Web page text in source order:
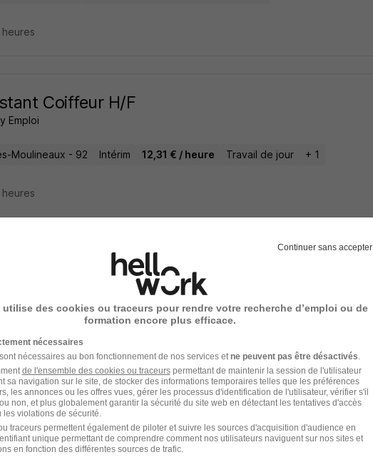
Coiffeur H/F
Emploi
Moulineaux - 92 Intérim 12,31 € / heure Travail de jour + 1
Polyvalent H/F
Billancourt - 92 Intérim Temps partiel 12,31 - 14 € / heure + 2
Educ Petit Enfan H/F
Medical
Continuer sans accepter
utilise des cookies ou traceurs pour rendre votre recherche d’emploi ou de
formation encore plus efficace.
nécessaires
nécessaires au bon fonctionnement de nos services et ne peuvent pas être désactivés
de l'ensemble des cookies ou traceurspermettant de maintenir la session de l'utilisateur
sa navigation sur le site, de stocker des informations temporaires telles que les préférences
les annonces ou les offres vues, gérer les processus d'identification de l'utilisateur, vérifier s'il
non, et plus globalement garantir la sécurité du site web en détectant les tentatives d'accès
violations de sécurité.
traceurs permettent également de piloter et suivre les sources d'acquisition d'audience en
unique permettant de comprendre comment nos utilisateurs naviguent sur nos sites et
en fonction des différentes sources de trafic.